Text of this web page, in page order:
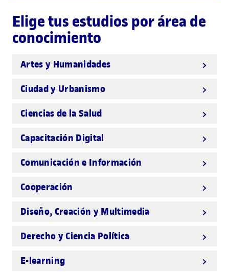
Elige tus estudios por área de
conocimiento
Artes y Humanidades
Ciudad y Urbanismo
Ciencias de la Salud
Capacitación Digital
Comunicación e Información
Cooperación
Diseño, Creación y Multimedia
Derecho y Ciencia Política
E-learning